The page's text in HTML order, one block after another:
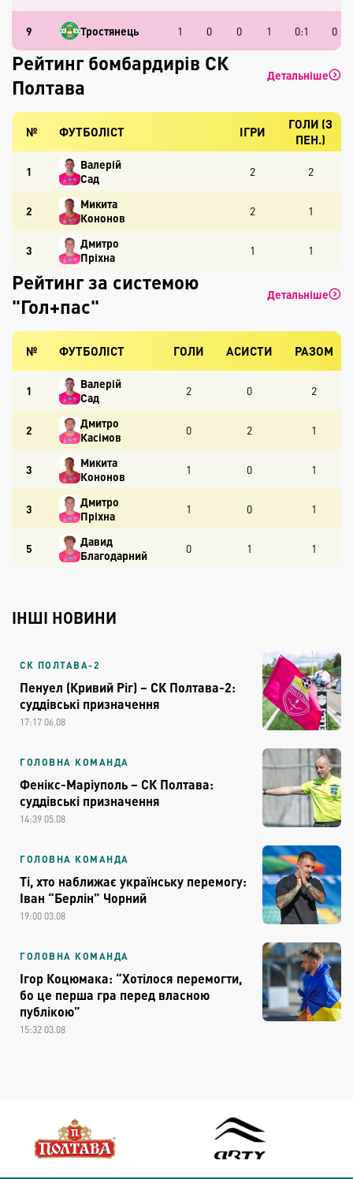
9 Тростянець 1 0 0 1 0:1 0
Рейтинг бомбардирів СК
Полтава
Детальніше
№ ФУТБОЛІСТ ІГРИ
ГОЛИ (З
ПЕН.)
1
Валерій
Сад
2 2
2
Микита
Кононов
2 1
3
Дмитро
Пріхна
1 1
Рейтинг за системою
"Гол+пас"
Детальніше
№ ФУТБОЛІСТ ГОЛИ АСИСТИ РАЗОМ
1
Валерій
Сад
2 0 2
2
Дмитро
Касімов
0 2 1
3
Микита
Кононов
1 0 1
3
Дмитро
Пріхна
1 0 1
5
Давид
Благодарний
0 1 1
ІНШІ НОВИНИ
СК ПОЛТАВА-2
Пенуел (Кривий Ріг) – СК Полтава-2:
суддівські призначення
17:17 06.08
ГОЛОВНА КОМАНДА
Фенікс-Маріуполь – СК Полтава:
суддівські призначення
14:39 05.08
ГОЛОВНА КОМАНДА
Ті, хто наближає українську перемогу:
Іван “Берлін” Чорний
19:00 03.08
ГОЛОВНА КОМАНДА
Ігор Коцюмака: “Хотілося перемогти,
бо це перша гра перед власною
публікою”
15:32 03.08